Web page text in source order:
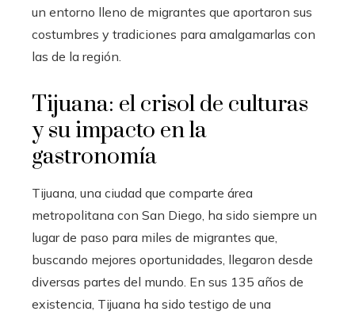
un entorno lleno de migrantes que aportaron sus
costumbres y tradiciones para amalgamarlas con
las de la región.
Tijuana: el crisol de culturas
y su impacto en la
gastronomía
Tijuana, una ciudad que comparte área
metropolitana con San Diego, ha sido siempre un
lugar de paso para miles de migrantes que,
buscando mejores oportunidades, llegaron desde
diversas partes del mundo. En sus 135 años de
existencia, Tijuana ha sido testigo de una